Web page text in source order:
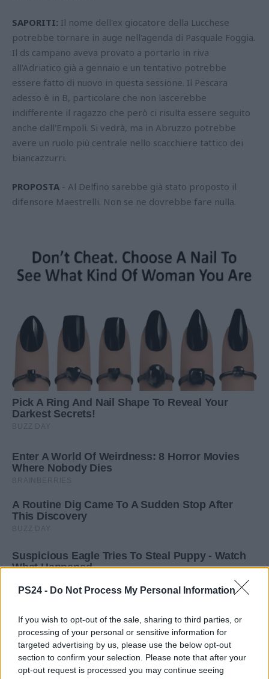
PS24 - Do Not Process My Personal Information
If you wish to opt-out of the sale, sharing to third parties, or
processing of your personal or sensitive information for
targeted advertising by us, please use the below opt-out
section to confirm your selection. Please note that after your
opt-out request is processed you may continue seeing
SAPORITI: Il nome dell'ex giocatore della Lucchese
potrebbe tornare in auge nell'agenda di Pasquale Foggia.
Il ds campano aveva provato a portarlo in riva
all'Adriatico già a gennaio e un tentativo potrebbe
essere fatto di nuovo in questa sessione. Il Pescara
adesso è in B, particolare che non lascerebbe
indifferente il ragazzo che però ci risulta essere seguito
anche dall'Empoli. Si vedrà, ma in Abruzzo potrebbe
avere un ruolo più centrale nello scacchiere tattico dei
biancazzurri.
PROPOSTA - Al Delfino sarebbe già stato proposto il
difensore Maestrelli. Non se ne dovrebbe fare nulla.